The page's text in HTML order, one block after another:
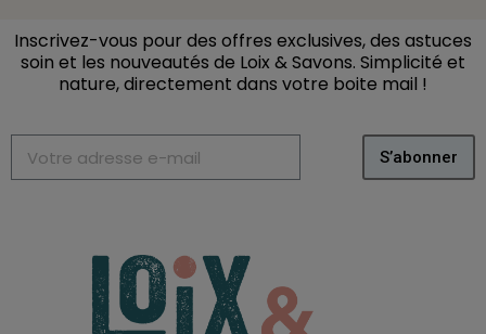
Inscrivez-vous pour des offres exclusives, des astuces
soin et les nouveautés de Loix & Savons. Simplicité et
nature, directement dans votre boite mail !
S’abonner